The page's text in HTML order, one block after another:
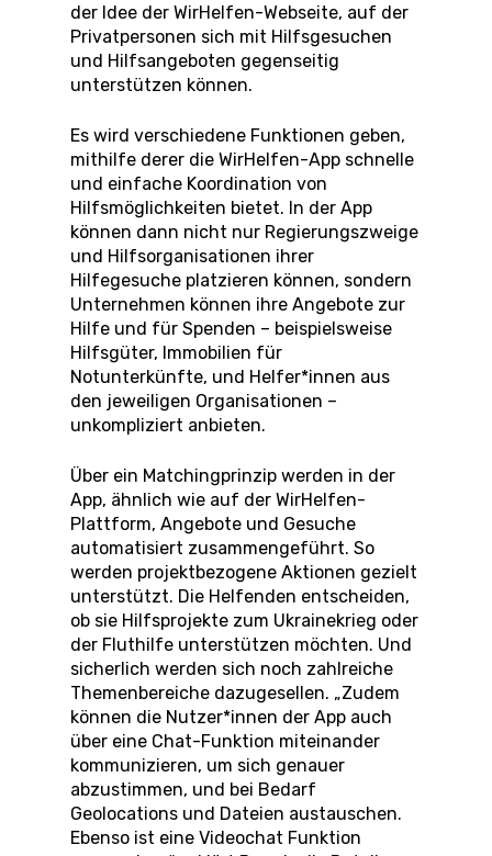
der Idee der WirHelfen-Webseite, auf der
Privatpersonen sich mit Hilfsgesuchen
und Hilfsangeboten gegenseitig
unterstützen können.
Es wird verschiedene Funktionen geben,
mithilfe derer die WirHelfen-App schnelle
und einfache Koordination von
Hilfsmöglichkeiten bietet. In der App
können dann nicht nur Regierungszweige
und Hilfsorganisationen ihrer
Hilfegesuche platzieren können, sondern
Unternehmen können ihre Angebote zur
Hilfe und für Spenden – beispielsweise
Hilfsgüter, Immobilien für
Notunterkünfte, und Helfer*innen aus
den jeweiligen Organisationen –
unkompliziert anbieten.
Über ein Matchingprinzip werden in der
App, ähnlich wie auf der WirHelfen-
Plattform, Angebote und Gesuche
automatisiert zusammengeführt. So
werden projektbezogene Aktionen gezielt
unterstützt. Die Helfenden entscheiden,
ob sie Hilfsprojekte zum Ukrainekrieg oder
der Fluthilfe unterstützen möchten. Und
sicherlich werden sich noch zahlreiche
Themenbereiche dazugesellen. „Zudem
können die Nutzer*innen der App auch
über eine Chat-Funktion miteinander
kommunizieren, um sich genauer
abzustimmen, und bei Bedarf
Geolocations und Dateien austauschen.
Ebenso ist eine Videochat Funktion